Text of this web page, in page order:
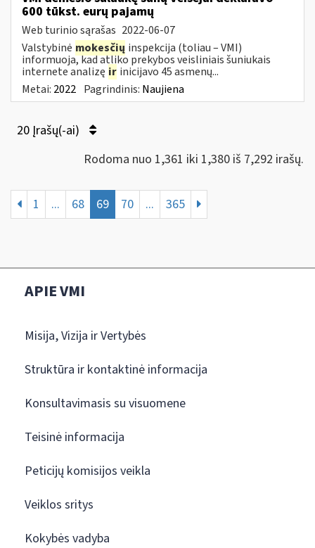
600 tūkst. eurų pajamų
Web turinio sąrašas 2022-06-07
Valstybinė mokesčių inspekcija (toliau – VMI)
informuoja, kad atliko prekybos veisliniais šuniukais
internete analizę ir inicijavo 45 asmenų...
Metai: 2022 Pagrindinis: Naujiena
20 Įrašų(-ai)
Rodoma nuo 1,361 iki 1,380 iš 7,292 irašų.
1 ... 68 69 70 ... 365
APIE VMI
Misija, Vizija ir Vertybės
Struktūra ir kontaktinė informacija
Konsultavimasis su visuomene
Teisinė informacija
Peticijų komisijos veikla
Veiklos sritys
Kokybės vadyba